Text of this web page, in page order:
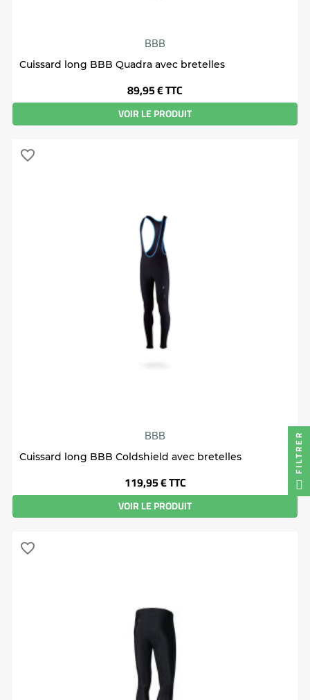
BBB
Cuissard long BBB Quadra avec bretelles
Prix
89,95 €TTC
VOIR LE PRODUIT
BBB
Cuissard long BBB Coldshield avec bretelles
Prix
119,95 €TTC
VOIR LE PRODUIT
favorite_border
favorite_border
FILTRER